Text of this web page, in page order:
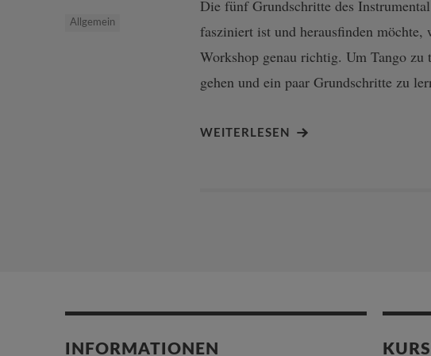
Allgemein
Die fünf Grundschritte des
fasziniert ist und herausfinden
Workshop genau richtig. Um Tango zu
gehen und ein paar Grundschritte zu
WEITERLESEN
INFORMATIONEN